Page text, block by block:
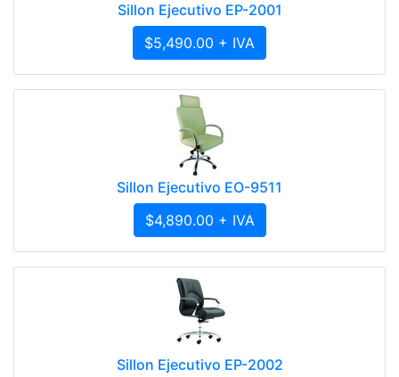
Sillon Ejecutivo EP-2001
$5,490.00 + IVA
Sillon Ejecutivo EO-9511
$4,890.00 + IVA
Sillon Ejecutivo EP-2002